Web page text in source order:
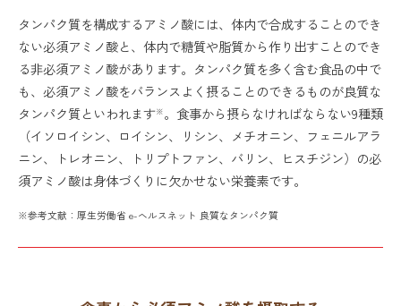
タンパク質を構成するアミノ酸には、体内で合成することのでき
ない必須アミノ酸と、体内で糖質や脂質から作り出すことのでき
る非必須アミノ酸があります。タンパク質を多く含む食品の中で
も、必須アミノ酸をバランスよく摂ることのできるものが良質な
タンパク質といわれます※。食事から摂らなければならない9種類
（イソロイシン、ロイシン、リシン、メチオニン、フェニルアラ
ニン、トレオニン、トリプトファン、バリン、ヒスチジン）の必
須アミノ酸は身体づくりに欠かせない栄養素です。
※参考文献：厚生労働省 e-ヘルスネット 良質なタンパク質